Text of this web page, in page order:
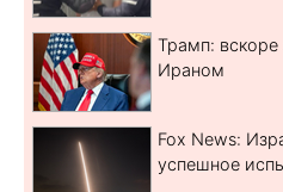
Трамп: вскоре
Ираном
Fox News:
успешное